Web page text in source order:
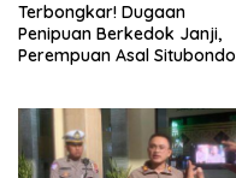
Terbongkar! Dugaan
Penipuan Berkedok Janji,
Perempuan Asal Situbondo